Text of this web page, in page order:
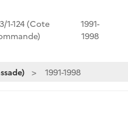
1-124 (Cote
1991-
1998
1991-1998